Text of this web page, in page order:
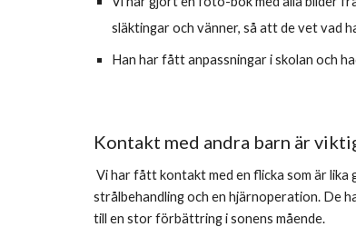
släktingar och vänner, så att de vet vad
Han har fått anpassningar i skolan och
Kontakt med andra barn är
Vi har fått kontakt med en flicka som är lika
strålbehandling och en hjärnoperation. De
till en stor förbättring i sonens mående.